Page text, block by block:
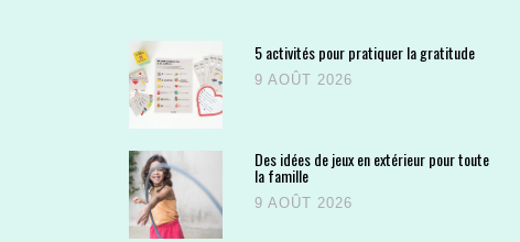
5 activités pour pratiquer la gratitude
9 AOÛT 2026
Des idées de jeux en extérieur pour toute
la famille
9 AOÛT 2026